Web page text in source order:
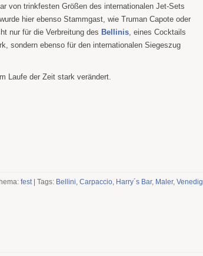
von trinkfesten Größen des internationalen Jet-Sets
hier ebenso Stammgast, wie Truman Capote oder
nur für die Verbreitung des Bellinis, eines Cocktails
sondern ebenso für den internationalen Siegeszug
Laufe der Zeit stark verändert.
fest| Tags: Bellini, Carpaccio, Harry´s Bar, Maler, Venedig